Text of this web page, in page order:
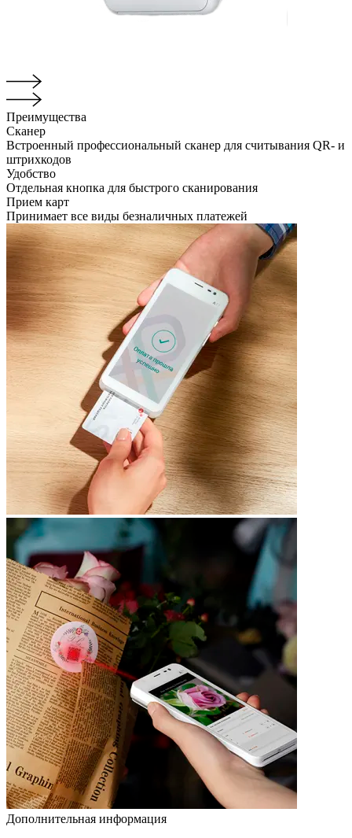
Преимущества
Сканер
Встроенный профессиональный сканер для считывания QR- и
штрихкодов
Удобство
Отдельная кнопка для быстрого сканирования
Прием карт
Принимает все виды безналичных платежей
Дополнительная информация